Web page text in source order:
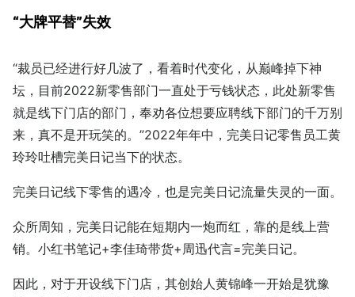
“大牌平替”失效
“裁员已经进行好几波了，看着时代变化，从巅峰掉下神
坛，目前2022新零售部门一直处于亏钱状态，此处新零售
就是线下门店的部门，奉劝各位想要应聘线下部门的千万别
来，真不是开玩笑的。”2022年年中，完美日记零售员工黄
玲玲吐槽完美日记当下的状态。
完美日记线下零售的遇冷，也是完美日记流量失灵的一面。
众所周知，完美日记能在短期内一炮而红，靠的是线上营
销。小红书笔记+李佳琦带货+周迅代言=完美日记。
因此，对于开设线下门店，其创始人黄锦峰一开始是犹豫